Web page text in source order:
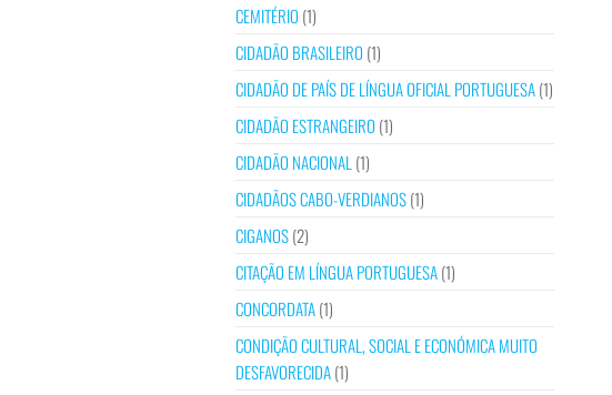
CEMITÉRIO (1)
CIDADÃO BRASILEIRO (1)
CIDADÃO DE PAÍS DE LÍNGUA OFICIAL PORTUGUESA(1)
CIDADÃO ESTRANGEIRO (1)
CIDADÃO NACIONAL (1)
CIDADÃOS CABO-VERDIANOS(1)
CIGANOS(2)
CITAÇÃO EM LÍNGUA PORTUGUESA(1)
CONCORDATA(1)
CONDIÇÃO CULTURAL, SOCIAL E ECONÓMICA MUITO
DESFAVORECIDA(1)